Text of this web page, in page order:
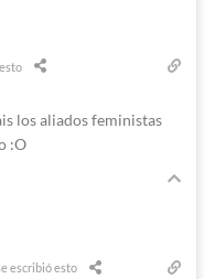
los aliados feministas
:O
escribió esto